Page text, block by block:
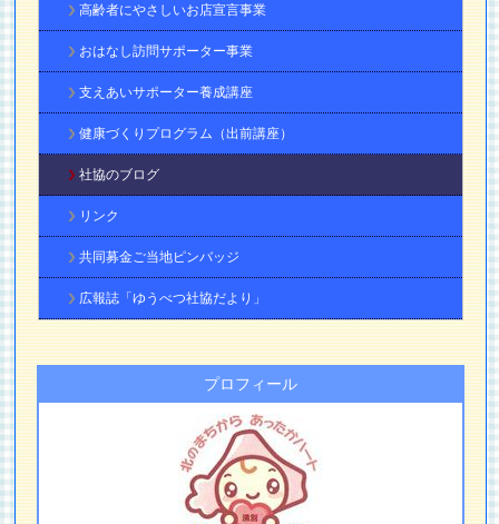
高齢者にやさしいお店宣言事業
おはなし訪問サポーター事業
支えあいサポーター養成講座
健康づくりプログラム（出前講座）
社協のブログ
リンク
共同募金ご当地ピンバッジ
広報誌「ゆうべつ社協だより」
プロフィール